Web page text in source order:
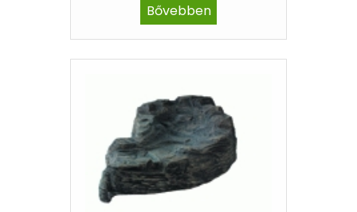
Bővebben